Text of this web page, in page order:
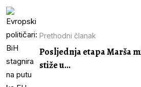
Prethodni članak
Posljednja etapa Marša
stiže u...